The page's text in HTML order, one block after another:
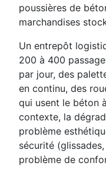
poussières de
marchandises
Un entrepôt
200 à 400
par jour, des
en continu, des
qui usent le béton
contexte, la
problème
sécurité
problème de